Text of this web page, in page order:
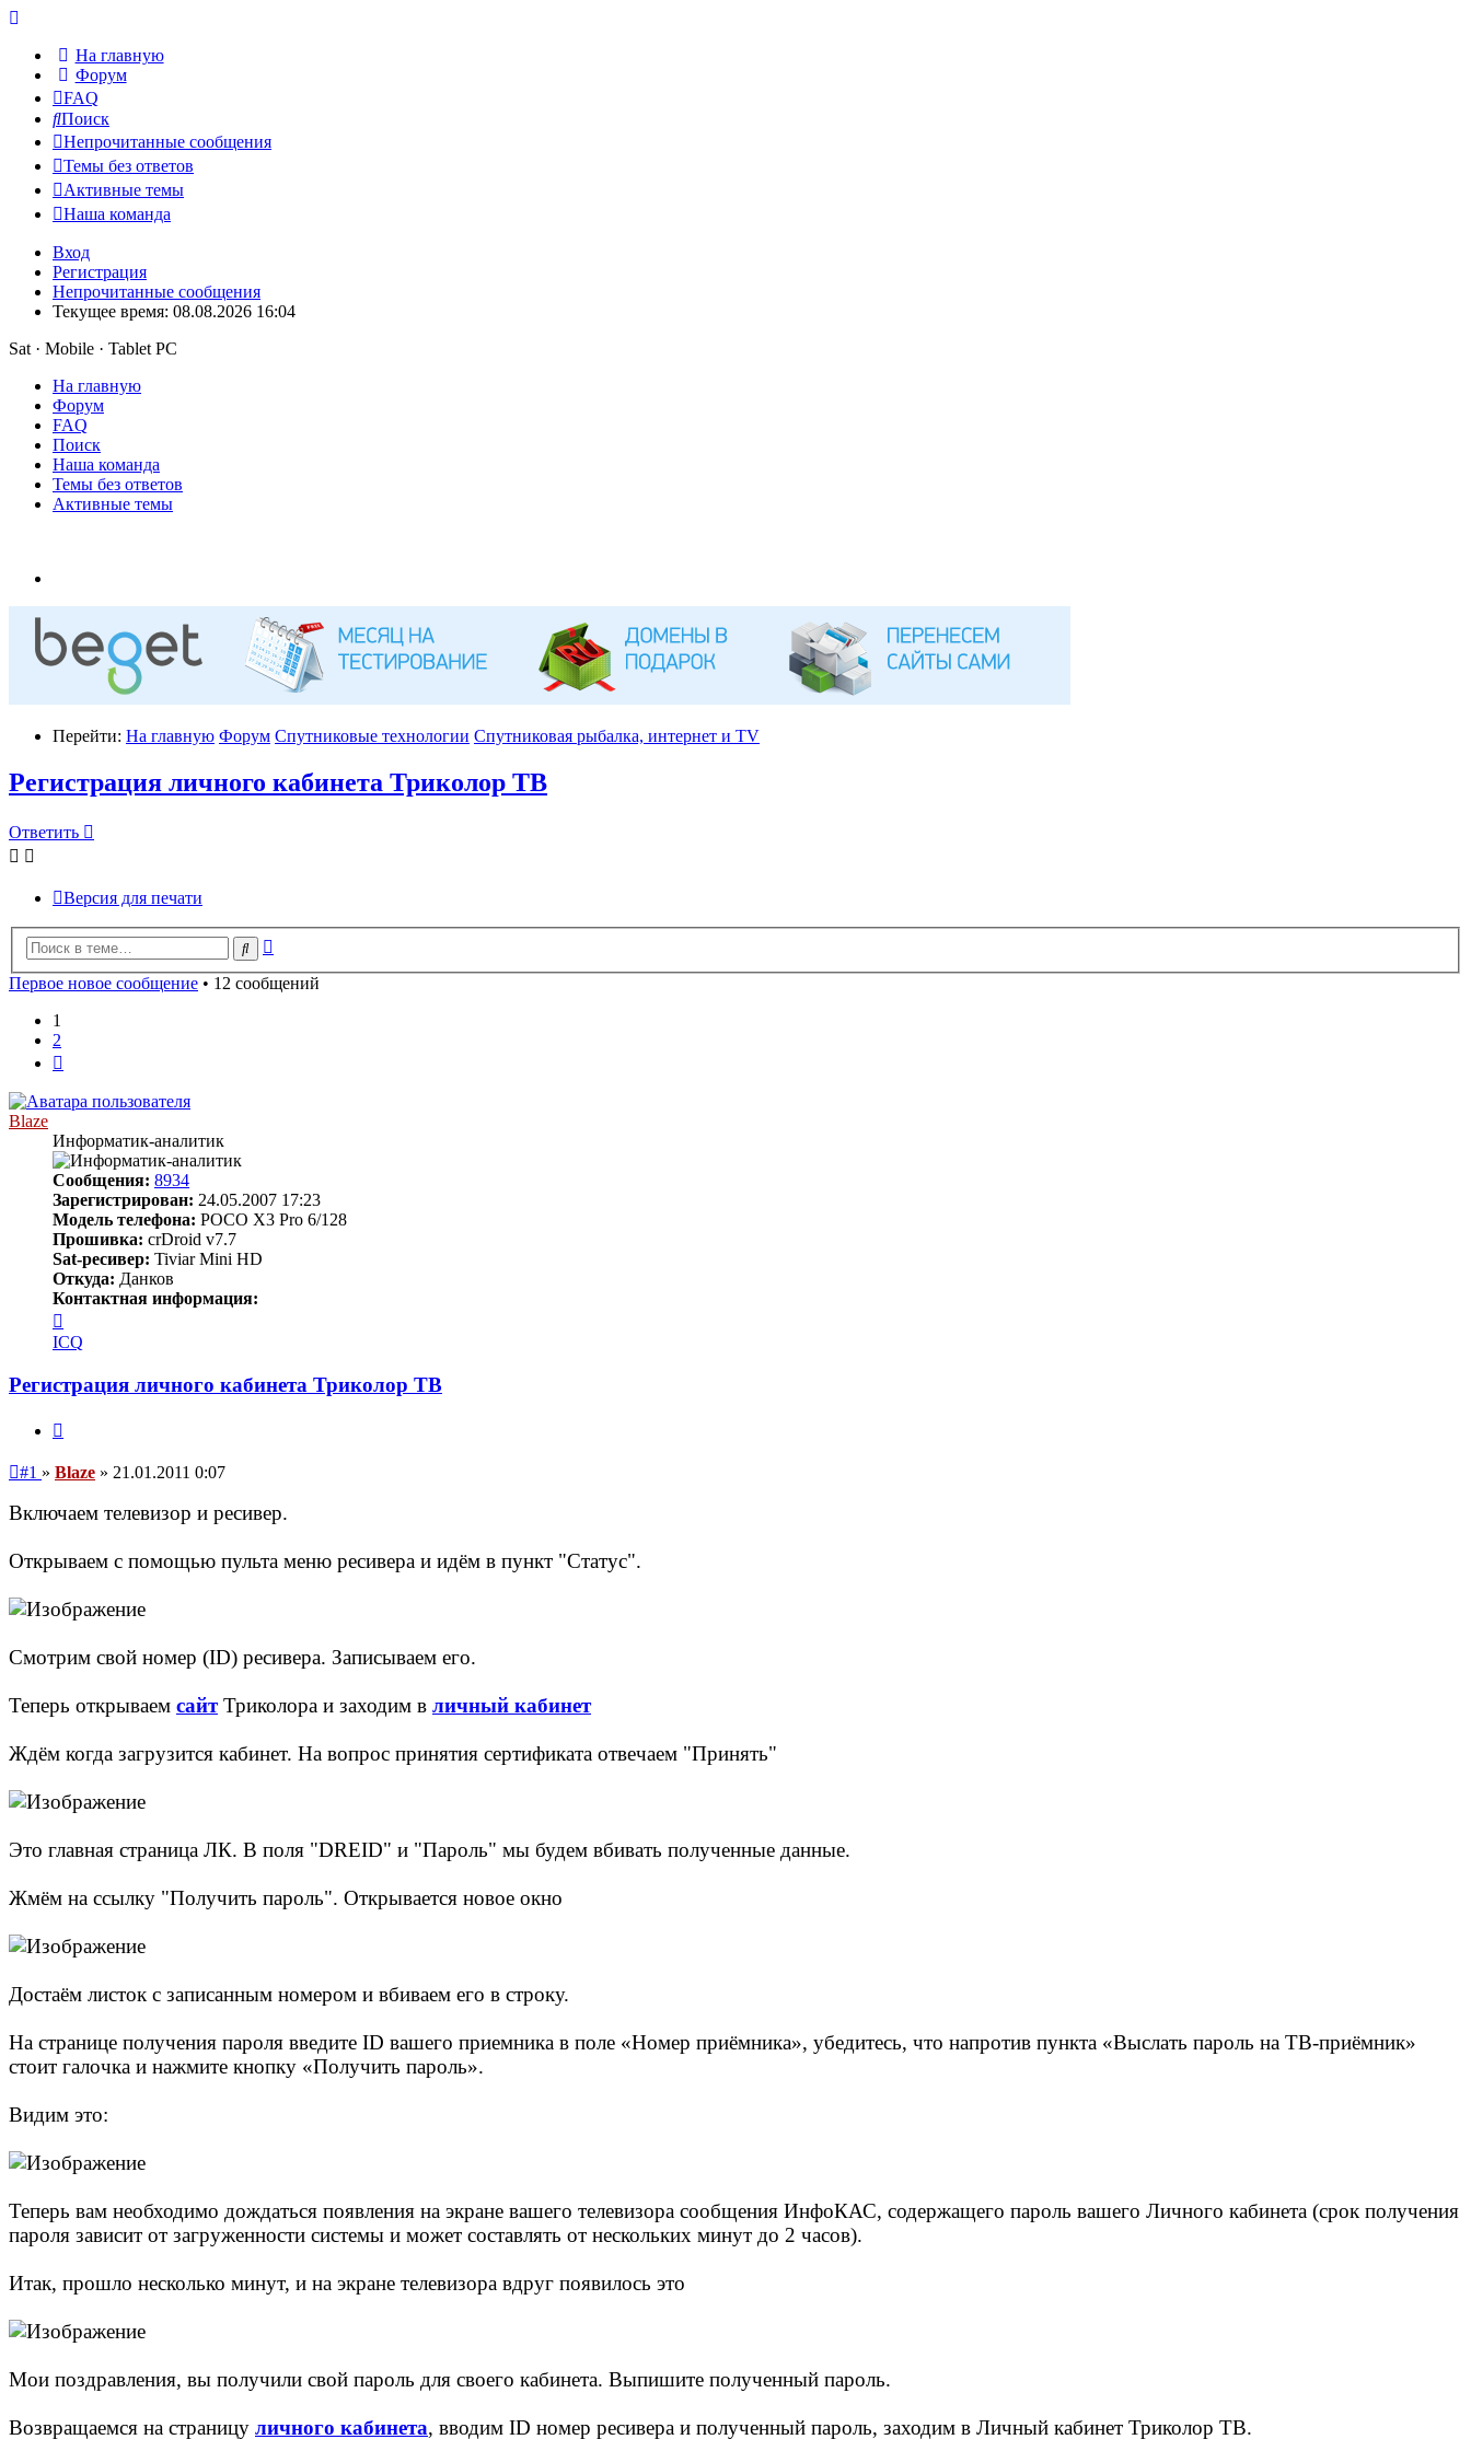
На главную
Форум
FAQ
Поиск
Непрочитанные сообщения
Темы без ответов
Активные темы
Наша команда
Вход
Регистрация
Непрочитанные сообщения
Текущее время: 08.08.2026 16:04
Sat · Mobile · Tablet PC
На главную
Форум
FAQ
Поиск
Наша команда
Темы без ответов
Активные темы
Перейти: На главную Форум Спутниковые технологии Спутниковая рыбалка, интернет и TV
Регистрация личного кабинета Триколор ТВ
Ответить
Версия для печати
Поиск
Первое новое сообщение • 12 сообщений
1
2
Blaze
Информатик-аналитик
Сообщения: 8934
Зарегистрирован: 24.05.2007 17:23
Модель телефона: POCO X3 Pro 6/128
Прошивка: crDroid v7.7
Sat-ресивер: Tiviar Mini HD
Откуда: Данков
Контактная информация:
информация
пользователя
ICQ
Регистрация личного кабинета Триколор ТВ
Непрочитанное
#1 » Blaze » 21.01.2011 0:07
Включаем телевизор и ресивер.
Открываем с помощью пульта меню ресивера и идём в пункт "Статус".
Смотрим свой номер (ID) ресивера. Записываем его.
Теперь открываем сайтТриколора и заходим в личный кабинет
Ждём когда загрузится кабинет. На вопрос принятия сертификата отвечаем "Принять"
Это главная страница ЛК. В поля "DREID" и "Пароль" мы будем вбивать полученные данные.
Жмём на ссылку "Получить пароль". Открывается новое окно
Достаём листок с записанным номером и вбиваем его в строку.
На странице получения пароля введите ID вашего приемника в поле «Номер приёмника», убедитесь, что напротив пункта «Выслать пароль на ТВ-приёмник»
стоит галочка и нажмите кнопку «Получить пароль».
Видим это:
Теперь вам необходимо дождаться появления на экране вашего телевизора сообщения ИнфоКАС, содержащего пароль вашего Личного кабинета (срок получения
пароля зависит от загруженности системы и может составлять от нескольких минут до 2 часов).
Итак, прошло несколько минут, и на экране телевизора вдруг появилось это
Мои поздравления, вы получили свой пароль для своего кабинета. Выпишите полученный пароль.
Возвращаемся на страницу личного кабинета, вводим ID номер ресивера и полученный пароль, заходим в Личный кабинет Триколор ТВ.